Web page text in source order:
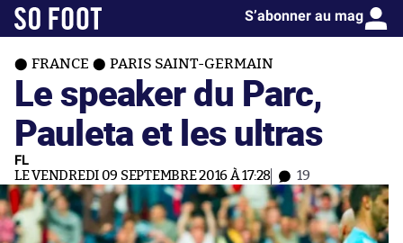
S’abonner au mag
FRANCE PARIS SAINT-GERMAIN
Le speaker du Parc,
Pauleta et les ultras
FL
LE VENDREDI 09 SEPTEMBRE 2016 À 17:28 19